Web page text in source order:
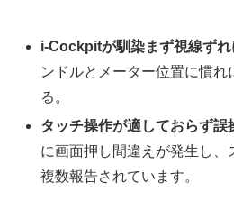
i‑Cockpitが馴染まず視線ずれ
ンドルとメーター位置に慣れ
る。
タッチ操作が適しておらず誤
に画面押し間違えが発生し、
複数報告されています。